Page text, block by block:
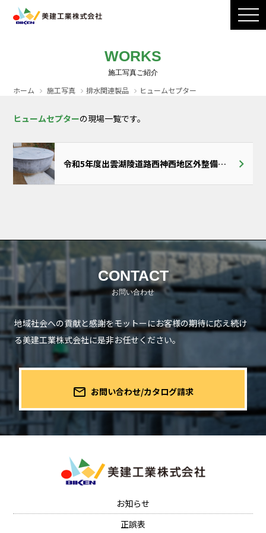
製品ラインナップ
CADダウンロード
WORKS
ホーム 施工写真 排水関連製品 ヒュームセプター
ヒュームセプターの現場一覧です。
令和5年度出雲湖陵道路西神西地区外整備工事
CONTACT
地域社会への貢献と感謝をモットーにお客様の期待に応え続け
る美建工業株式会社に是非お任せください。
mail_outline お問い合わせ/カタログ請求
お知らせ
正誤表